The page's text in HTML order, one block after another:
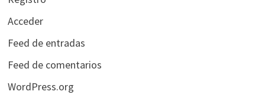
Acceder
Feed de entradas
Feed de comentarios
WordPress.org